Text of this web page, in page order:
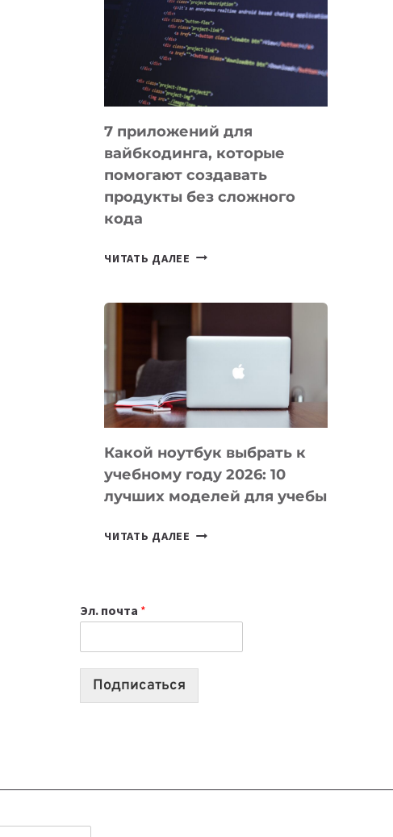
ИНСТРУМЕНТОВ
ДЛЯ
РАБОТЫ
7 приложений для
вайбкодинга, которые
помогают создавать
продукты без сложного
кода
ЧИТАТЬ ДАЛЕЕ
КОТОРЫЕ
СОЗДАВАТЬ
БЕЗ
КОДА
Какой ноутбук выбрать к
учебному году 2026: 10
лучших моделей для учебы
ЧИТАТЬ ДАЛЕЕ КАКОЙ
2026:
10
Эл. почта *
Подписаться